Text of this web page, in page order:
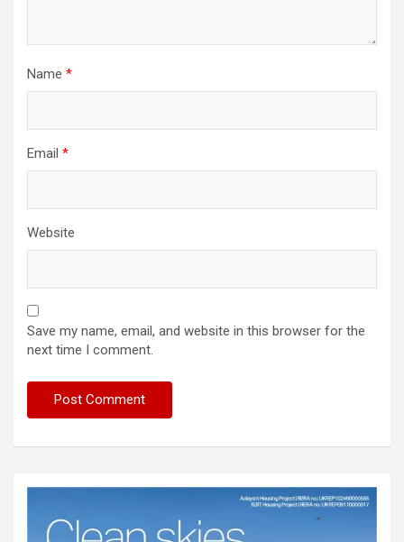
Name *
Email *
Website
Save my name, email, and website in this browser for the
next time I comment.